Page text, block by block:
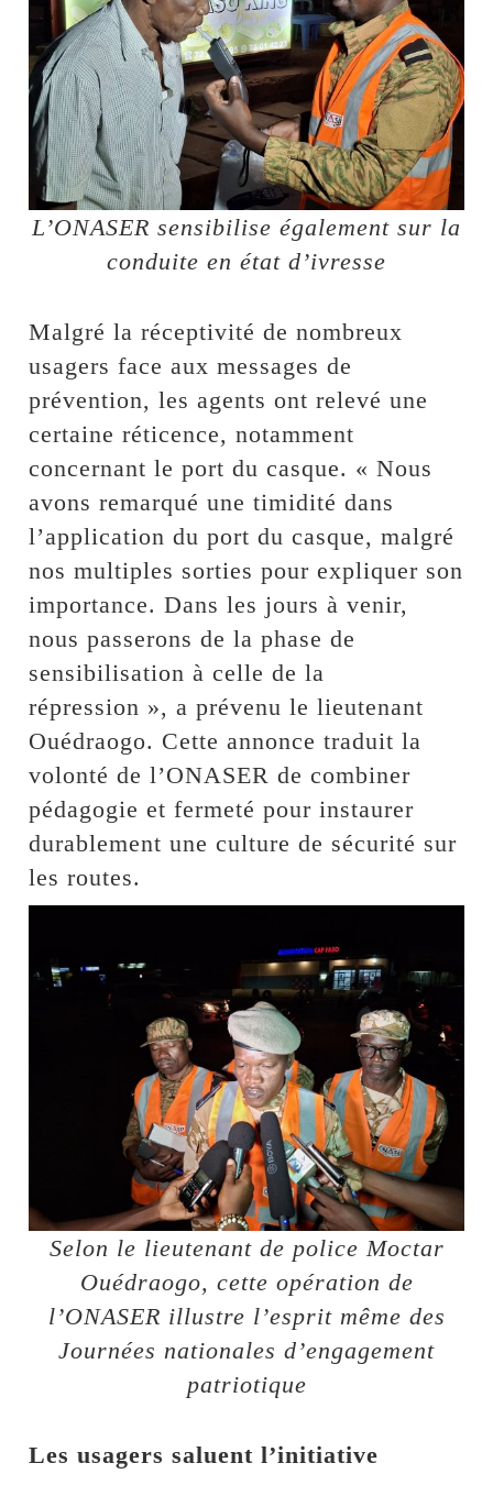
L’ONASER sensibilise également sur la
conduite en état d’ivresse
Malgré la réceptivité de nombreux
usagers face aux messages de
prévention, les agents ont relevé une
certaine réticence, notamment
concernant le port du casque. « Nous
avons remarqué une timidité dans
l’application du port du casque, malgré
nos multiples sorties pour expliquer son
importance. Dans les jours à venir,
nous passerons de la phase de
sensibilisation à celle de la
répression », a prévenu le lieutenant
Ouédraogo. Cette annonce traduit la
volonté de l’ONASER de combiner
pédagogie et fermeté pour instaurer
durablement une culture de sécurité sur
les routes.
Selon le lieutenant de police Moctar
Ouédraogo, cette opération de
l’ONASER illustre l’esprit même des
Journées nationales d’engagement
patriotique
Les usagers saluent l’initiative